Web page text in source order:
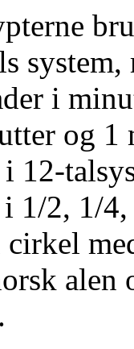
i
og
12-
1/2, 1/
cirkel
alen